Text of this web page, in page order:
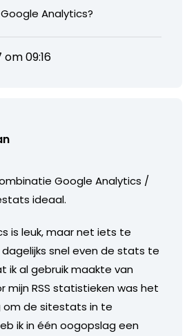
Analytics?
09:16
Google Analytics /
ideaal.
is leuk, maar net iets te
snel even de stats te
ik al gebruik maakte van
mijn RSS statistieken was het
om de sitestats in te
ik in één oogopslag een